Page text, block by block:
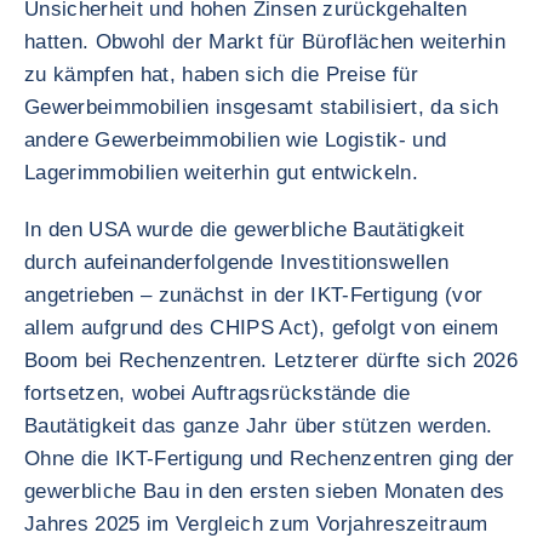
Unsicherheit und hohen Zinsen zurückgehalten
hatten. Obwohl der Markt für Büroflächen weiterhin
zu kämpfen hat, haben sich die Preise für
Gewerbeimmobilien insgesamt stabilisiert, da sich
andere Gewerbeimmobilien wie Logistik- und
Lagerimmobilien weiterhin gut entwickeln.
In den USA wurde die gewerbliche Bautätigkeit
durch aufeinanderfolgende Investitionswellen
angetrieben – zunächst in der IKT-Fertigung (vor
allem aufgrund des CHIPS Act), gefolgt von einem
Boom bei Rechenzentren. Letzterer dürfte sich 2026
fortsetzen, wobei Auftragsrückstände die
Bautätigkeit das ganze Jahr über stützen werden.
Ohne die IKT-Fertigung und Rechenzentren ging der
gewerbliche Bau in den ersten sieben Monaten des
Jahres 2025 im Vergleich zum Vorjahreszeitraum